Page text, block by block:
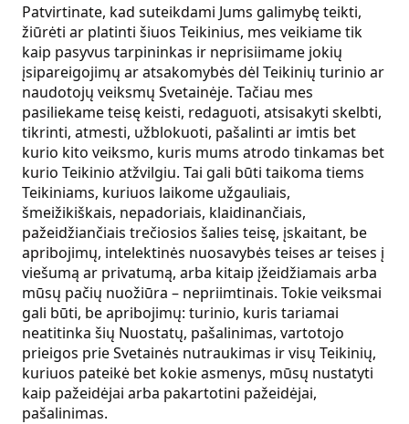
Patvirtinate, kad suteikdami Jums galimybę teikti,
žiūrėti ar platinti šiuos Teikinius, mes veikiame tik
kaip pasyvus tarpininkas ir neprisiimame jokių
įsipareigojimų ar atsakomybės dėl Teikinių turinio ar
naudotojų veiksmų Svetainėje. Tačiau mes
pasiliekame teisę keisti, redaguoti, atsisakyti skelbti,
tikrinti, atmesti, užblokuoti, pašalinti ar imtis bet
kurio kito veiksmo, kuris mums atrodo tinkamas bet
kurio Teikinio atžvilgiu. Tai gali būti taikoma tiems
Teikiniams, kuriuos laikome užgauliais,
šmeižikiškais, nepadoriais, klaidinančiais,
pažeidžiančiais trečiosios šalies teisę, įskaitant, be
apribojimų, intelektinės nuosavybės teises ar teises į
viešumą ar privatumą, arba kitaip įžeidžiamais arba
mūsų pačių nuožiūra – nepriimtinais. Tokie veiksmai
gali būti, be apribojimų: turinio, kuris tariamai
neatitinka šių Nuostatų, pašalinimas, vartotojo
prieigos prie Svetainės nutraukimas ir visų Teikinių,
kuriuos pateikė bet kokie asmenys, mūsų nustatyti
kaip pažeidėjai arba pakartotini pažeidėjai,
pašalinimas.